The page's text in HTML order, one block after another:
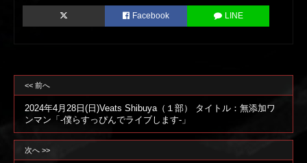
Facebook LINE
<< 前へ
2024年4月28日(日)Veats Shibuya（１部） タイトル：無添加ワ
ンマン「-僕らすっぴんでライブします-」
次へ >>